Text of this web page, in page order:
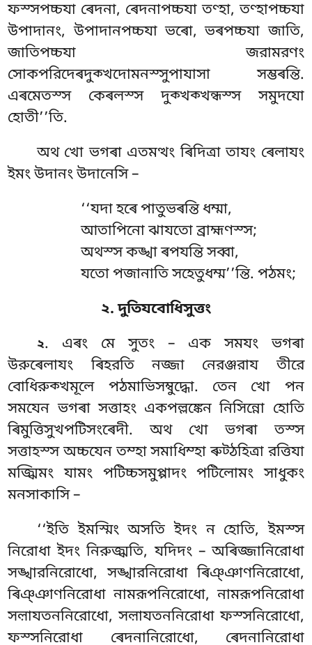
ফস্সপচ্চযা ৰেদনা, ৰেদনাপচ্চযা তণ্হা, তণ্হাপচ্চযা
উপাদানং, উপাদানপচ্চযাভৰো, ভৰপচ্চযা জাতি,
জাতিপচ্চযা জরামরণং
সোকপরিদেৰদুক্খদোমনস্সুপাযাসা সম্ভৰন্তি.
এৰমেতস্স কেৰলস্স দুক্খক্খন্ধস্স সমুদযো
হোতী’’তি.
অথ খো ভগৰা এতমত্থং ৰিদিত্ৰা তাযং ৰেলাযং
ইমং উদানং উদানেসি –
‘‘যদাহৰে পাতুভৰন্তি ধম্মা,
আতাপিনো ঝাযতো ব্রাহ্মণস্স;
অথস্স কঙ্খা ৰপযন্তি সব্বা,
যতো পজানাতি সহেতুধম্ম’’ন্তি. পঠমং;
২. দুতিযবোধিসুত্তং
২. এৰং মে সুতং – এক সমযং ভগৰা
উরুৰেলাযং ৰিহরতি নজ্জা নেরঞ্জরায তীরে
বোধিরুক্খমূলে পঠমাভিসম্বুদ্ধো. তেন খো পন
সমযেন ভগৰা সত্তাহং একপল্লঙ্কেন নিসিন্নো হোতি
ৰিমুত্তিসুখপটিসংৰেদী. অথ খো ভগৰা তস্স
সত্তাহস্স অচ্চযেন তম্হা সমাধিম্হা ৰুট্ঠহিত্ৰা রত্তিযা
মজ্ঝিমং যামং পটিচ্চসমুপ্পাদং পটিলোমং সাধুকং
মনসাকাসি –
‘‘ইতি ইমস্মিং অসতি ইদং ন হোতি, ইমস্স
নিরোধা ইদং নিরুজ্ঝতি, যদিদং – অৰিজ্জানিরোধা
সঙ্খারনিরোধো, সঙ্খারনিরোধা ৰিঞ্ঞাণনিরোধো,
ৰিঞ্ঞাণনিরোধা নামরূপনিরোধো, নামরূপনিরোধা
সল়াযতননিরোধো, সল়াযতননিরোধা ফস্সনিরোধো,
ফস্সনিরোধা ৰেদনানিরোধো, ৰেদনানিরোধা